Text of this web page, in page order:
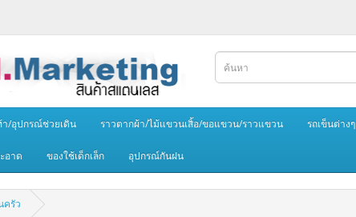
า/อุปกรณ์ช่วยเดิน ราวตากผ้า/ไม้แขวนเสิ้อ/ขอแขวน/ราวแขวน รถเข็นต่างๆ
อาด ของใช้เด็กเล็ก อุปกรณ์กันฝน
ครัว